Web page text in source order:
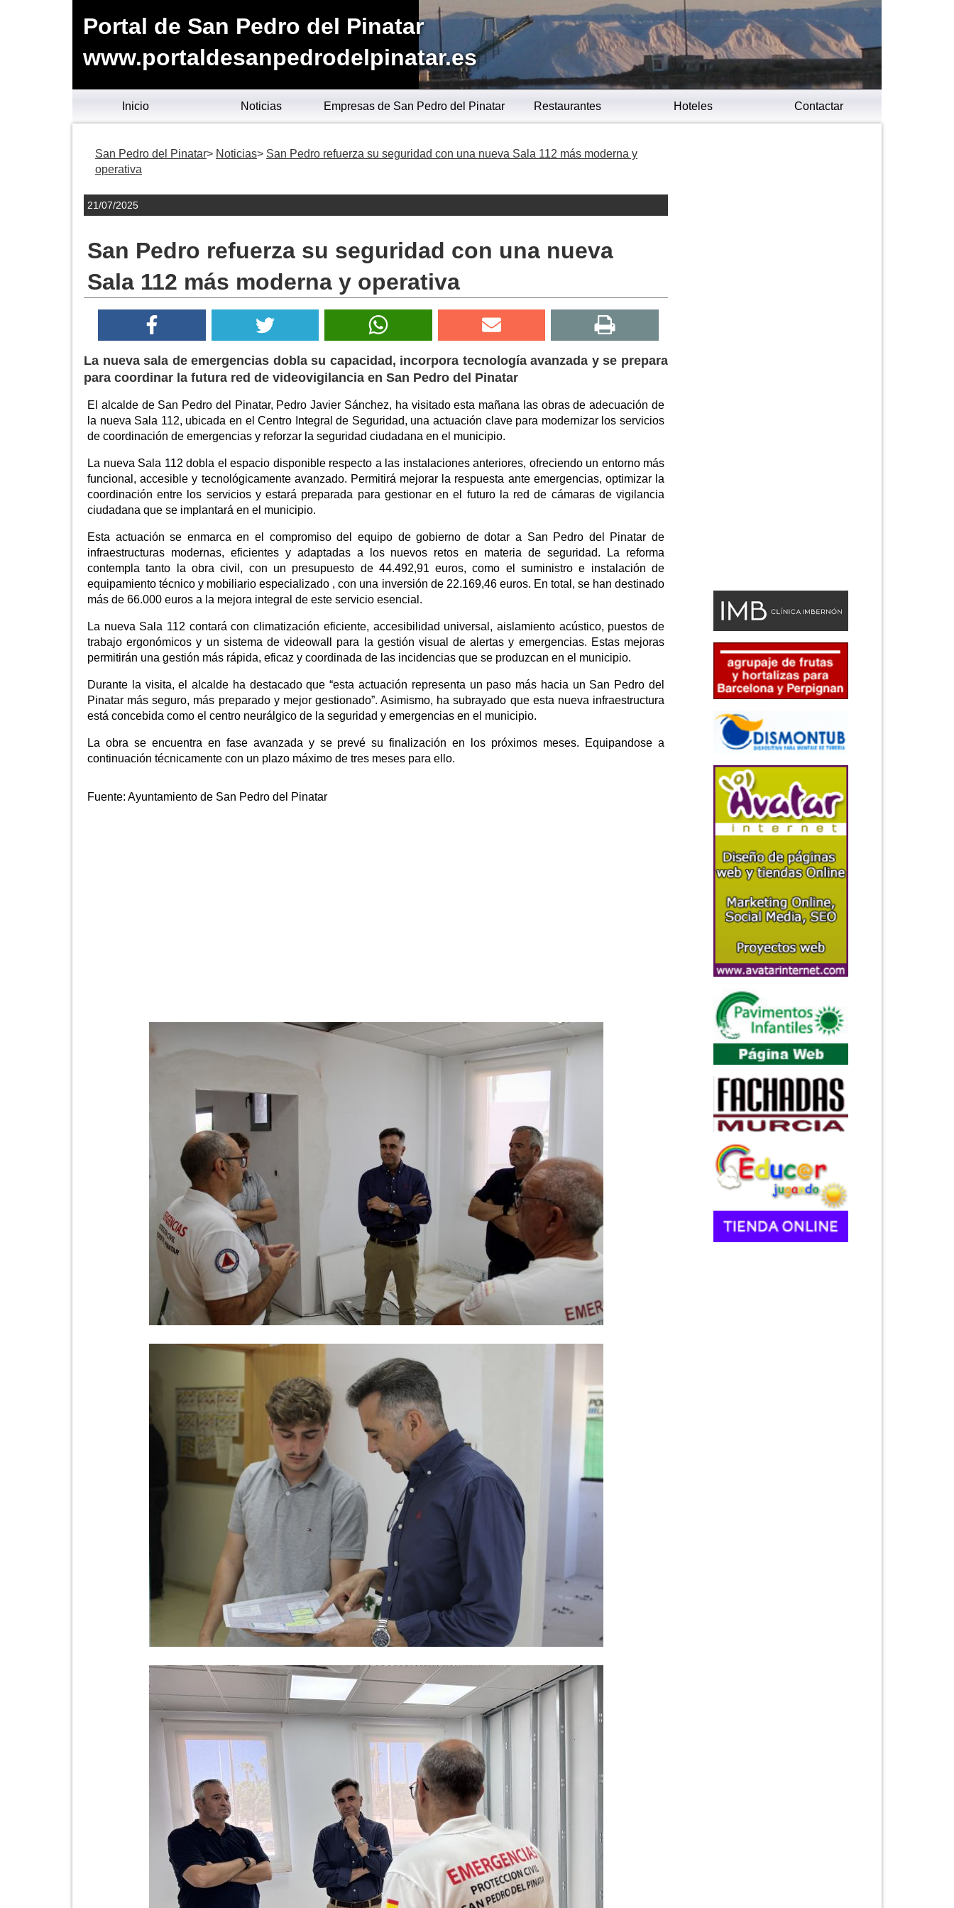
Portal de San Pedro del Pinatar
www.portaldesanpedrodelpinatar.es
Inicio Noticias Empresas de San Pedro del Pinatar Restaurantes Hoteles Contactar
San Pedro del Pinatar Noticias
San Pedro refuerza su seguridad con una nueva Sala 112 más moderna y
operativa
21/07/2025
San Pedro refuerza su seguridad con una nueva
Sala 112 más moderna y operativa
La nueva sala de emergencias dobla su capacidad, incorpora tecnología avanzada y se prepara
para coordinar la futura red de videovigilancia en San Pedro del Pinatar
El alcalde de San Pedro del Pinatar, Pedro Javier Sánchez, ha visitado esta mañana las obras de adecuación de
la nueva Sala 112, ubicada en el Centro Integral de Seguridad, una actuación clave para modernizar los servicios
de coordinación de emergencias y reforzar la seguridad ciudadana en el municipio.
La nueva Sala 112 dobla el espacio disponible respecto a las instalaciones anteriores, ofreciendo un entorno más
funcional, accesible y tecnológicamente avanzado. Permitirá mejorar la respuesta ante emergencias, optimizar la
coordinación entre los servicios y estará preparada para gestionar en el futuro la red de cámaras de vigilancia
ciudadana que se implantará en el municipio.
Esta actuación se enmarca en el compromiso del equipo de gobierno de dotar a San Pedro del Pinatar de
infraestructuras modernas, eficientes y adaptadas a los nuevos retos en materia de seguridad. La reforma
contempla tanto la obra civil, con un presupuesto de 44.492,91 euros, como el suministro e instalación de
equipamiento técnico y mobiliario especializado , con una inversión de 22.169,46 euros. En total, se han destinado
más de 66.000 euros a la mejora integral de este servicio esencial.
La nueva Sala 112 contará con climatización eficiente, accesibilidad universal, aislamiento acústico, puestos de
trabajo ergonómicos y un sistema de videowall para la gestión visual de alertas y emergencias. Estas mejoras
permitirán una gestión más rápida, eficaz y coordinada de las incidencias que se produzcan en el municipio.
Durante la visita, el alcalde ha destacado que “esta actuación representa un paso más hacia un San Pedro del
Pinatar más seguro, más preparado y mejor gestionado”. Asimismo, ha subrayado que esta nueva infraestructura
está concebida como el centro neurálgico de la seguridad y emergencias en el municipio.
La obra se encuentra en fase avanzada y se prevé su finalización en los próximos meses. Equipandose a
continuación técnicamente con un plazo máximo de tres meses para ello.
Fuente: Ayuntamiento de San Pedro del Pinatar